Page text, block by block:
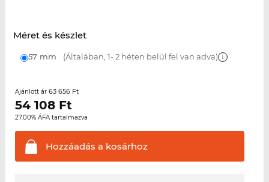
Méret és készlet
57 mm (Általában, 1- 2 héten belül fel van adva)
Ajánlott ár 63 656 Ft
54 108Ft
27.00% ÁFA tartalmazva
Hozzáadás a kosárhoz